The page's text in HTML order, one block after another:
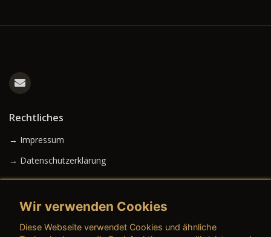
Rechtliches
→ Impressum
→ Datenschutzerklärung
Wir verwenden Cookies
Diese Webseite verwendet Cookies und ähnliche